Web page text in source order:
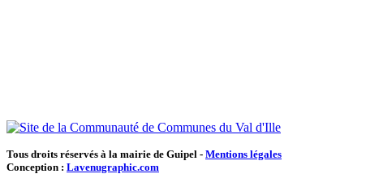
Tous droits réservés à la mairie de Guipel - Mentions légales
Conception : Lavenugraphic.com